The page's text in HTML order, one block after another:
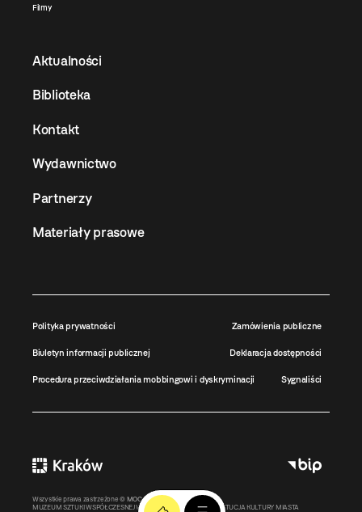
Filmy
Aktualności
Biblioteka
Kontakt
Wydawnictwo
Partnerzy
Materiały prasowe
Polityka prywatności Zamówienia publiczne
Biuletyn informacji publicznej Deklaracja dostępności
Procedura przeciwdziałania mobbingowi i dyskryminacji Sygnaliści
Wszystkie prawa zastrzeżone © MOCAK2011-2026
MUZEUM SZTUKI WSPÓŁCZESNEJ W KRAKOWIE MOCAK – INSTYTUCJA KULTURY MIASTA